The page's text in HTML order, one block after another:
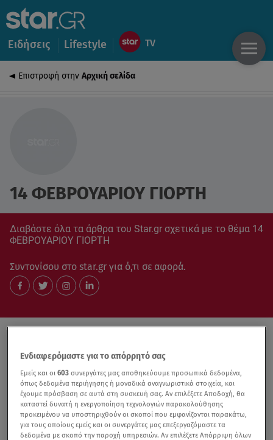
Ειδήσεις Lifestyle
Επιστροφή στην Αρχική σελίδα
14 ΦΕΒΡΟΥΑΡΙΟΥ ΓΙΟΡΤΗ
Διαβάστε όλα τα άρθρα του Star.gr σχετικά με το θέμα 14
ΦΕΒΡΟΥΑΡΙΟΥ ΓΙΟΡΤΗ
Συντονίσου στο star.gr για ό,τι σε αφορά.
Ενδιαφερόμαστε για το απόρρητό σας
Εμείς και οι603 συνεργάτες μας αποθηκεύουμε προσωπικά δεδομένα,
όπως δεδομένα περιήγησης ή μοναδικά αναγνωριστικά στοιχεία, και
έχουμε πρόσβαση σε αυτά στη συσκευή σας. Αν επιλέξετε Αποδοχή, θα
καταστεί δυνατή η ενεργοποίηση τεχνολογιών παρακολούθησης
προκειμένου να υποστηριχθούν οι σκοποί που εμφανίζονται παρακάτω,
για τους οποίους εμείς και οι συνεργάτες μας επεξεργαζόμαστε τα
δεδομένα με σκοπό την παροχή υπηρεσιών. Αν επιλέξετε Απόρριψη όλων